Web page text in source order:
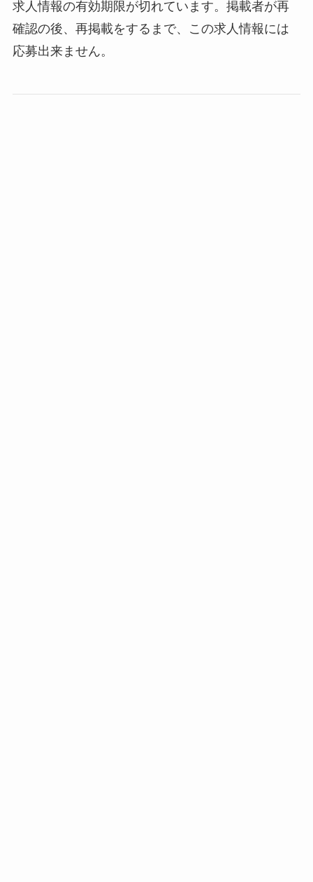
求人情報の有効期限が切れています。掲載者が再
確認の後、再掲載をするまで、この求人情報には
応募出来ません。